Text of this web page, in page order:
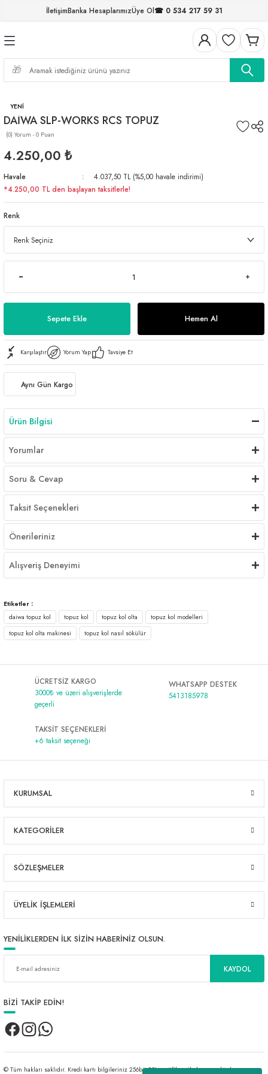
İletişimBanka HesaplarımızÜye Ol☎ 0 534 217 59 31
Geri Dön
Geri Dön
Geri Dön
Geri Dön
FIRDÖNDÜLER
Geri Dön
Geri Dön
Geri Dön
Geri Dön
YENİ
DAİWA SLP-WORKS RCS TOPUZ
(0) Yorum - 0 Puan
4.250,00 ₺
Havale
4.037,50 TL (%5,00 havale indirimi)
*4.250,00 TL den başlayan taksitlerle!
Renk
Sepete Ekle Hemen Al
Karşılaştır Yorum Yap Tavsiye Et
Aynı Gün Kargo
Ürün Bilgisi
Yorumlar
Soru & Cevap
Taksit Seçenekleri
Önerileriniz
Alışveriş Deneyimi
Etiketler :
daiwa topuz kol
topuz kol topuz kol olta
topuz kol modelleri
topuz kol olta makinesi
topuz kol nasıl sökülür
ÜCRETSİZ KARGO
3000₺ ve üzeri alışverişlerde
geçerli
WHATSAPP DESTEK
5413185978
TAKSİT SEÇENEKLERİ
+6 taksit seçeneği
KURUMSAL
KATEGORİLER
SÖZLEŞMELER
ÜYELİK İŞLEMLERİ
YENİLİKLERDEN İLK SİZİN HABERİNİZ OLSUN.
KAYDOL
BİZİ TAKİP EDİN!
© Tüm hakları saklıdır. Kredi kartı bilgileriniz 256bit SSL sertifikası ile korunmaktadır.